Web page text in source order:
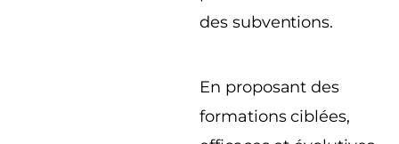
des subventions.
En proposant des
formations ciblées,